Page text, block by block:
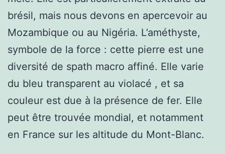
brésil, mais nous devons en apercevoir au
Mozambique ou au Nigéria. L’améthyste,
symbole de la force : cette pierre est une
diversité de spath macro affiné. Elle varie
du bleu transparent au violacé , et sa
couleur est due à la présence de fer. Elle
peut être trouvée mondial, et notamment
en France sur les altitude du Mont-Blanc.